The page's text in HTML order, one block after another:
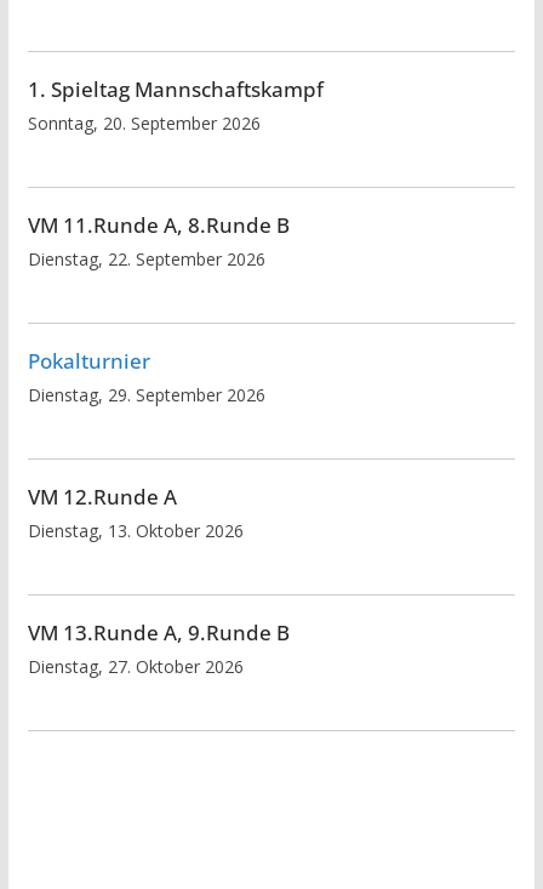
1. Spieltag Mannschaftskampf
Sonntag, 20. September 2026
VM 11.Runde A, 8.Runde B
Dienstag, 22. September 2026
Pokalturnier
Dienstag, 29. September 2026
VM 12.Runde A
Dienstag, 13. Oktober 2026
VM 13.Runde A, 9.Runde B
Dienstag, 27. Oktober 2026